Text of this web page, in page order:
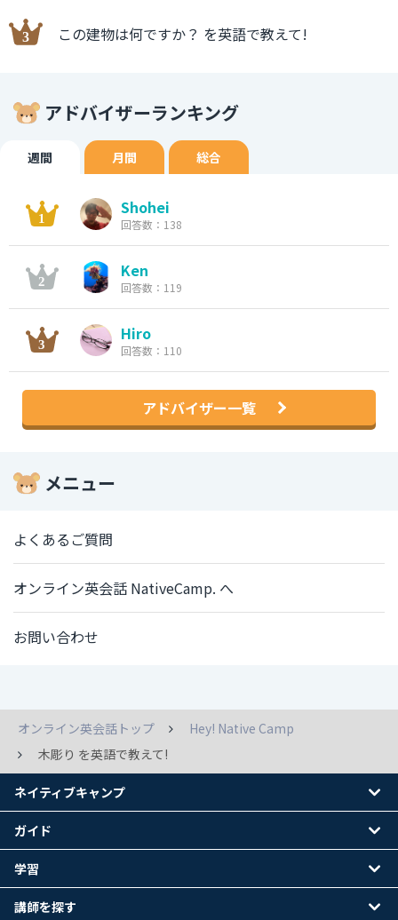
この建物は何ですか？ を英語で教えて!
アドバイザーランキング
週間 月間 総合
Shohei
回答数：138
Ken
回答数：119
Hiro
回答数：110
アドバイザー一覧
メニュー
よくあるご質問
オンライン英会話 NativeCamp. へ
お問い合わせ
オンライン英会話トップ
Hey! Native Camp
木彫り を英語で教えて!
ネイティブキャンプ
ガイド
学習
講師を探す